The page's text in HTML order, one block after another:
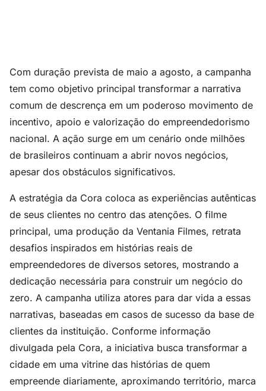
Com duração prevista de maio a agosto, a campanha
tem como objetivo principal transformar a narrativa
comum de descrença em um poderoso movimento de
incentivo, apoio e valorização do empreendedorismo
nacional. A ação surge em um cenário onde milhões
de brasileiros continuam a abrir novos negócios,
apesar dos obstáculos significativos.
A estratégia da Cora coloca as experiências autênticas
de seus clientes no centro das atenções. O filme
principal, uma produção da Ventania Filmes, retrata
desafios inspirados em histórias reais de
empreendedores de diversos setores, mostrando a
dedicação necessária para construir um negócio do
zero. A campanha utiliza atores para dar vida a essas
narrativas, baseadas em casos de sucesso da base de
clientes da instituição. Conforme informação
divulgada pela Cora, a iniciativa busca transformar a
cidade em uma vitrine das histórias de quem
empreende diariamente, aproximando território, marca